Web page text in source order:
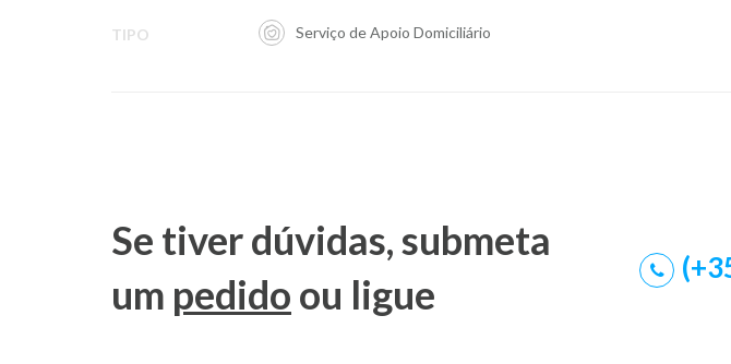
TIPO Serviço de Apoio Domiciliário
Se tiver dúvidas, submeta
um pedido ou ligue